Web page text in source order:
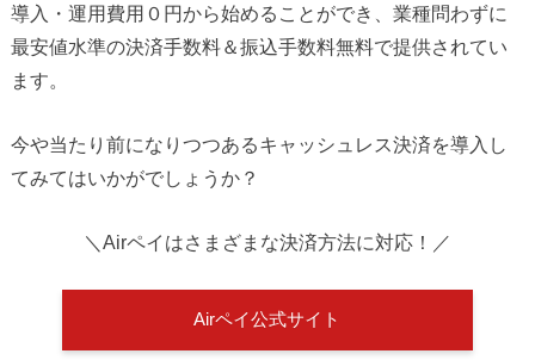
導入・運用費用０円から始めることができ、業種問わずに
最安値水準の決済手数料＆振込手数料無料で提供されてい
ます。
今や当たり前になりつつあるキャッシュレス決済を導入し
てみてはいかがでしょうか？
＼Airペイはさまざまな決済方法に対応！／
Airペイ公式サイト